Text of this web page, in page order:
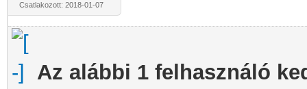
Csatlakozott: 2018-01-07
Az alábbi 1 felhasználó